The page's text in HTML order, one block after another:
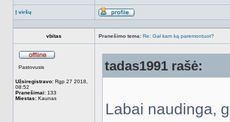
Į viršų
Aprašymas
vbitas Pranešimo tema: Re: Gal kam ką paremontuot?
Pastovusis
Užsiregistravo: Rgp 27 2018,
08:52
Pranešimai: 133
Miestas: Kaunas
tadas1991 rašė:
Labai naudinga,